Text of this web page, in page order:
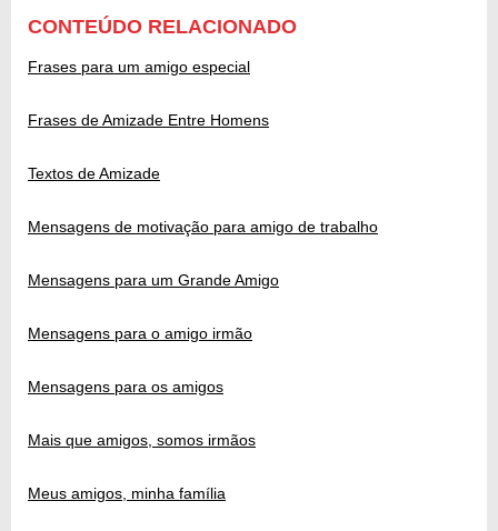
CONTEÚDO RELACIONADO
Frases para um amigo especial
Frases de Amizade Entre Homens
Textos de Amizade
Mensagens de motivação para amigo de trabalho
Mensagens para um Grande Amigo
Mensagens para o amigo irmão
Mensagens para os amigos
Mais que amigos, somos irmãos
Meus amigos, minha família